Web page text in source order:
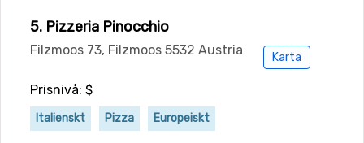
5. Pizzeria Pinocchio
Filzmoos 73, Filzmoos 5532 Austria Karta
Prisnivå: $
Italienskt Pizza Europeiskt